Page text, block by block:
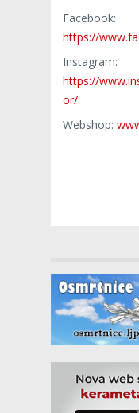
Facebook:
https://
Instagram:
https://
or/
Webshop: